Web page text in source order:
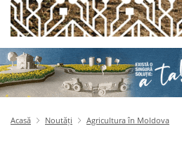
Acasă Noutăți Agricultura în Moldova